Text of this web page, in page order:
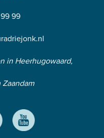
99
in Heerhugowaard,